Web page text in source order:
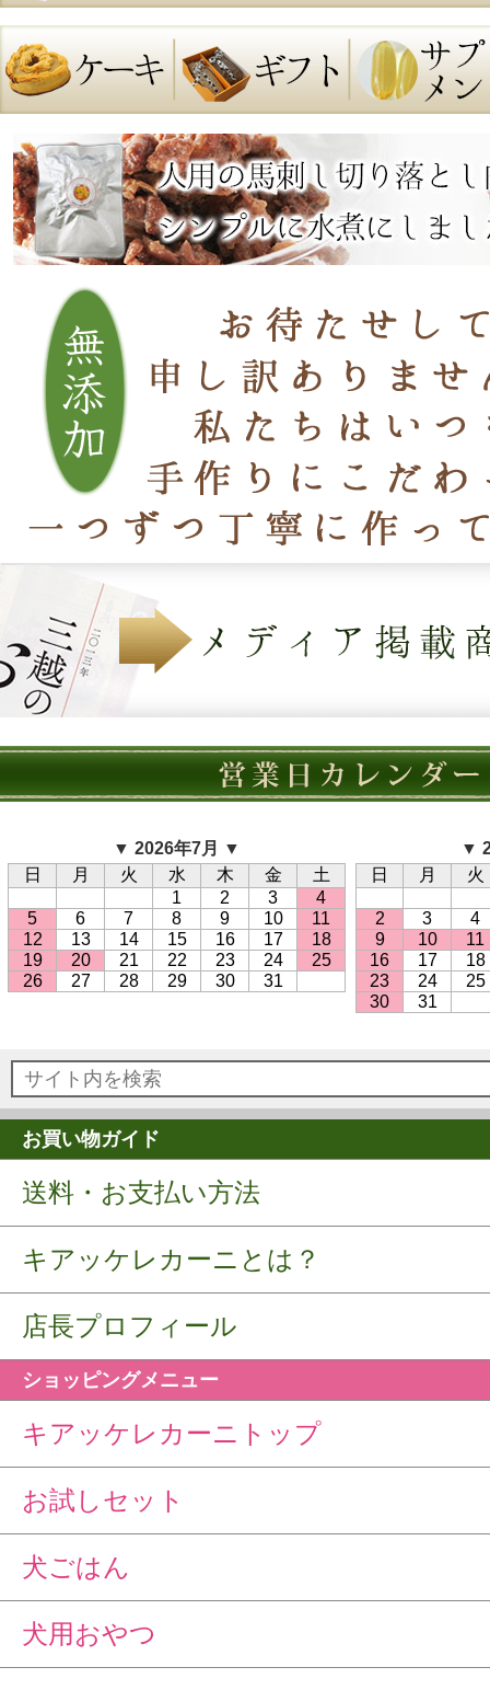
▼ 2026年7月 ▼
日
月 火 水 木 金
土
1
2 3
4
5
6 7 8 9 10
11
12
13 14 15 16 17
18
19
20 21 22 23 24
25
26
27 28 29 30 31
▼
日
月 火
2 3
4
9
10
11
16
17
18
23
24
25
30
31
お買い物ガイド
送料・お支払い方法
キアッケレカーニとは？
店長プロフィール
ショッピングメニュー
キアッケレカーニトップ
お試しセット
犬ごはん
犬用おやつ